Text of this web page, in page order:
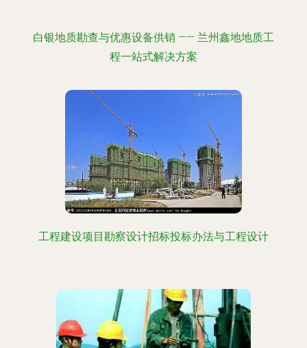
白银地质勘查与优惠设备供销 —— 兰州鑫地地质工
程一站式解决方案
工程建设项目勘察设计招标投标办法与工程设计